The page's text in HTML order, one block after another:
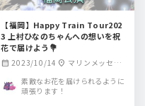
【福岡】Happy Train Tour202
3 上村ひなのちゃんへの想いを祝
花で届けよう💐
calendar_month 2023/10/14 location_on マリンメッセ福
素敵なお花を届けられるように
頑張ります！